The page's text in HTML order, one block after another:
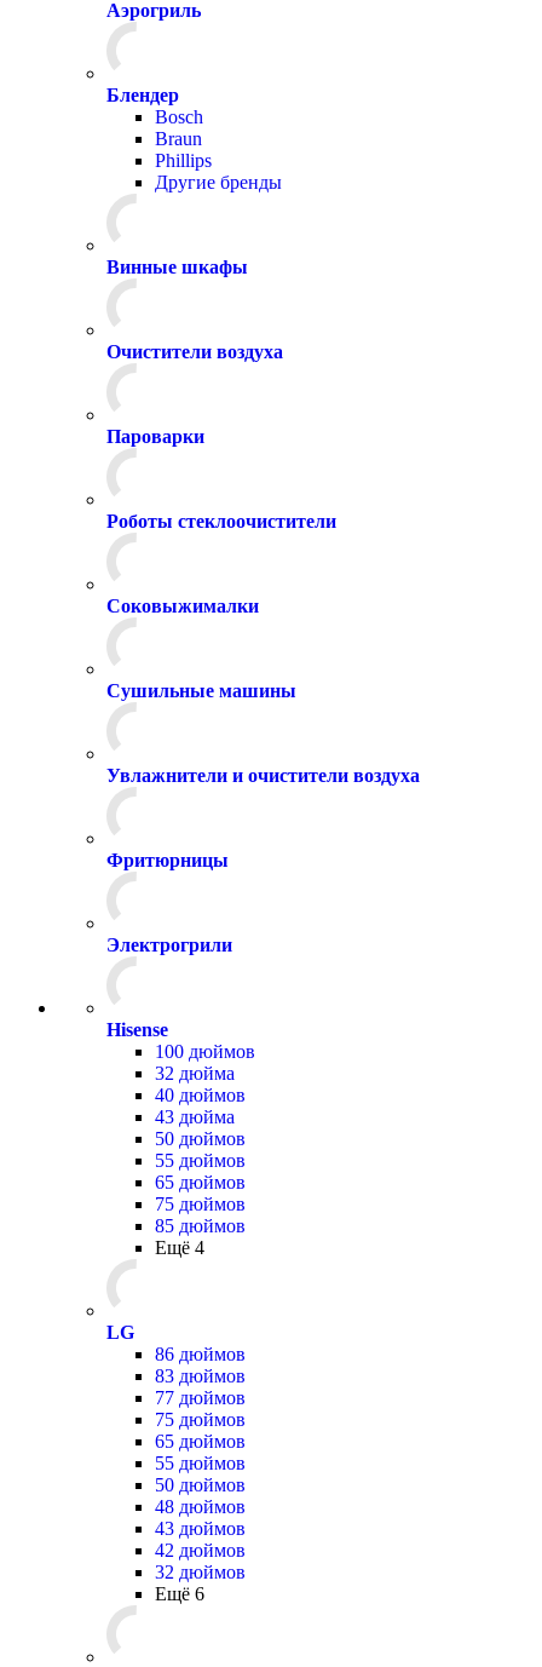
Аэрогриль
Блендер
Bosch
Braun
Phillips
Другие бренды
Винные шкафы
Очистители воздуха
Пароварки
Роботы стеклоочистители
Соковыжималки
Сушильные машины
Увлажнители и очистители воздуха
Фритюрницы
Электрогрили
Hisense
100 дюймов
32 дюйма
40 дюймов
43 дюйма
50 дюймов
55 дюймов
65 дюймов
75 дюймов
85 дюймов
Ещё 4
LG
86 дюймов
83 дюймов
77 дюймов
75 дюймов
65 дюймов
55 дюймов
50 дюймов
48 дюймов
43 дюймов
42 дюймов
32 дюймов
Ещё 6